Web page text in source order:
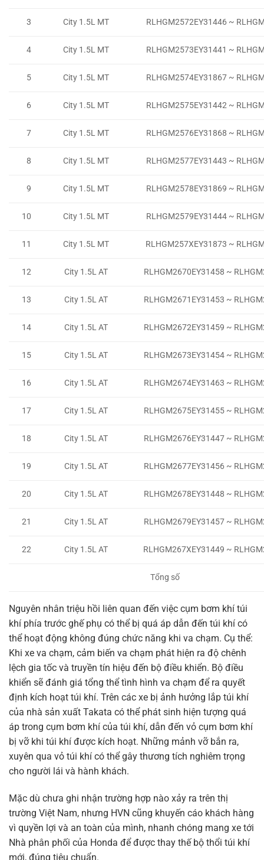
3 City 1.5L MT RLHGM2572EY31446 ~
4 City 1.5L MT RLHGM2573EY31441 ~
5 City 1.5L MT RLHGM2574EY31867 ~
6 City 1.5L MT RLHGM2575EY31442 ~
7 City 1.5L MT RLHGM2576EY31868 ~
8 City 1.5L MT RLHGM2577EY31443 ~
9 City 1.5L MT RLHGM2578EY31869 ~
10 City 1.5L MT RLHGM2579EY31444 ~
11 City 1.5L MT RLHGM257XEY31873 ~
12 City 1.5L AT RLHGM2670EY31458 ~
13 City 1.5L AT RLHGM2671EY31453 ~
14 City 1.5L AT RLHGM2672EY31459 ~
15 City 1.5L AT RLHGM2673EY31454 ~
16 City 1.5L AT RLHGM2674EY31463 ~
17 City 1.5L AT RLHGM2675EY31455 ~
18 City 1.5L AT RLHGM2676EY31447 ~
19 City 1.5L AT RLHGM2677EY31456 ~
20 City 1.5L AT RLHGM2678EY31448 ~
21 City 1.5L AT RLHGM2679EY31457 ~
22 City 1.5L AT RLHGM267XEY31449 ~
Tổng số
Nguyên nhân triệu hồi liên quan đến việc cụm bơm khí túi
khí phía trước ghế phụ có thể bị quá áp dẫn đến túi khí có
thể hoạt động không đúng chức năng khi va chạm. Cụ thể:
Khi xe va chạm, cảm biến va chạm phát hiện ra độ chênh
lệch gia tốc và truyền tín hiệu đến bộ điều khiển. Bộ điều
khiển sẽ đánh giá tổng thể tình hình va chạm để ra quyết
định kích hoạt túi khí. Trên các xe bị ảnh hưởng lắp túi khí
của nhà sản xuất Takata có thể phát sinh hiện tượng quá
áp trong cụm bơm khí của túi khí, dẫn đến vỏ cụm bơm khí
bị vỡ khi túi khí được kích hoạt. Những mảnh vỡ bắn ra,
xuyên qua vỏ túi khí có thể gây thương tích nghiêm trọng
cho người lái và hành khách.
Mặc dù chưa ghi nhận trường hợp nào xảy ra trên thị
trường Việt Nam, nhưng HVN cũng khuyến cáo khách hàng
vì quyền lợi và an toàn của mình, nhanh chóng mang xe tới
Nhà phân phối của Honda để được thay thế bộ thổi túi khí
mới, đúng tiêu chuẩn.